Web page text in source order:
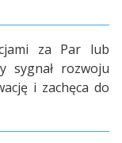
za Par lub
sygnał rozwoju
i zachęca do